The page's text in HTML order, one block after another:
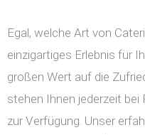
Egal, welche Art von
einzigartiges Erlebnis für
großen Wert auf die
stehen Ihnen jederzeit bei
zur Verfügung. Unser